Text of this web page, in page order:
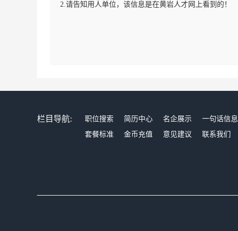
2.请告知用人单位，该信息是在黄岩人才网上看到的！
栏目导航: 职位搜索 简历中心 名企展示 一句话信息
套餐标准
金币充值 意见建议 联系我们